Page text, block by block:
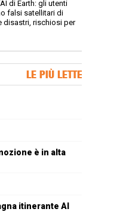
di Earth: gli utenti
falsi satellitari di
disastri, rischiosi per
LE PIÙ LETTE
è in alta
itinerante Al